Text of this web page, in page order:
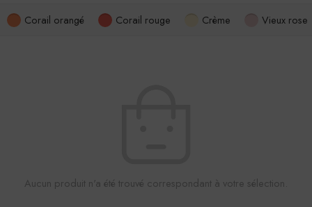
Corail orangé Corail rouge Crème Vieux rose
Aucun produit n'a été trouvé correspondant à votre sélection.